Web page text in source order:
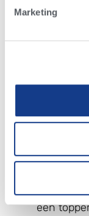
Marketing
| 511 | CP | 2430
hoog
| 2373 TPI
Vroege
een